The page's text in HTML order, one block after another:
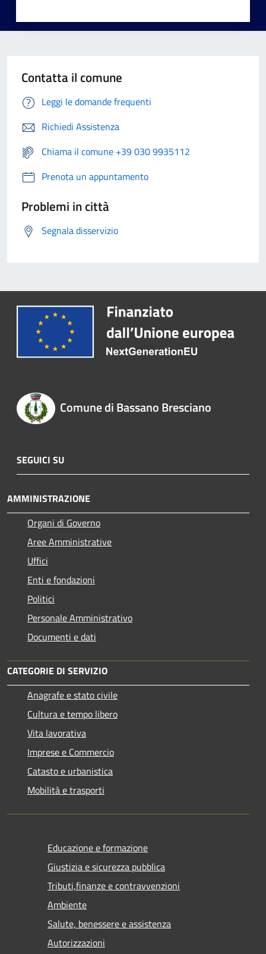
Contatta il comune
Leggi le domande frequenti
Richiedi Assistenza
Chiama il comune +39 030 9935112
Prenota un appuntamento
Problemi in città
Segnala disservizio
Comune di Bassano Bresciano
SEGUICI SU
AMMINISTRAZIONE
Organi di Governo
Aree Amministrative
Uffici
Enti e fondazioni
Politici
Personale Amministrativo
Documenti e dati
CATEGORIE DI SERVIZIO
Anagrafe e stato civile
Cultura e tempo libero
Vita lavorativa
Imprese e Commercio
Catasto e urbanistica
Mobilità e trasporti
Educazione e formazione
Giustizia e sicurezza pubblica
Tributi,finanze e contravvenzioni
Ambiente
Salute, benessere e assistenza
Autorizzazioni